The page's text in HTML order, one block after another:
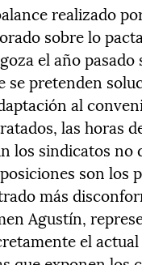
realizado
sobre lo
el año
se pretenden
al
las horas
los sindicatos no
son los
más
Agustín,
el